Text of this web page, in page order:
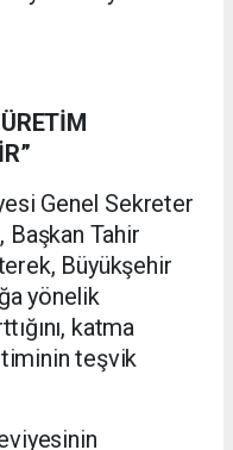
Genel Sekreter
Başkan Tahir
Büyükşehir
yönelik
katma
teşvik